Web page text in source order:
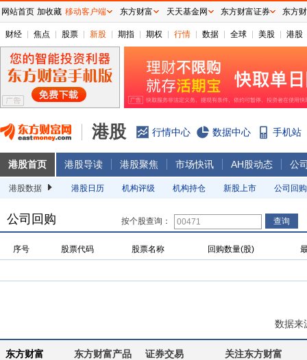
财经 焦点 股票 新股 期指 期权 行情 数据 全球 美股 港股
港股 行情中心 数据中心 手机站
港股首页 港股导读 港股聚焦 市场快讯 AH股动态 公
港股数据 港股日历 机构评级 机构持仓 新股上市 公司回购
公司回购 按个股查询：
序号 股票代码 股票名称 回购数量(股)
数据来
东方财富 东方财富产品 证券交易 关注东方财富
网站首页 加收藏 移动客户端 东方财富 天天基金网 东方财富证券 东方